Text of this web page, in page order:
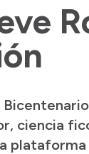
ciencia